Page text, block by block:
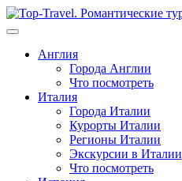
Перейти
к
Англия
Города Англии
Что посмотреть
Италия
Города Италии
Курорты Италии
Регионы Италии
Экскурсии в Италии
Что посмотреть